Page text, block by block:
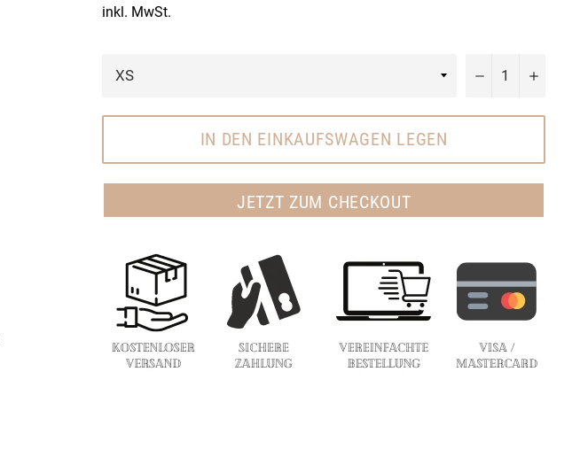
inkl. MwSt.
− +
IN DEN EINKAUFSWAGEN LEGEN
JETZT ZUM CHECKOUT